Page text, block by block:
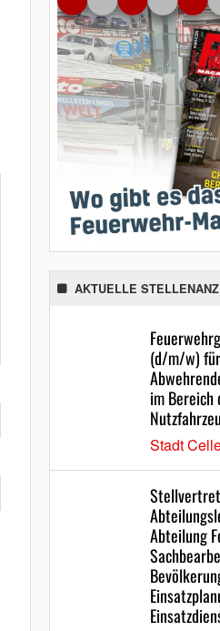
AKTUELLE
(d/m/w)
im
Stadt
Abteilung